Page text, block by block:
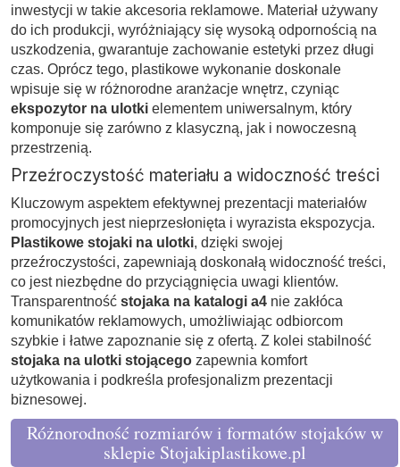
inwestycji w takie akcesoria reklamowe. Materiał używany
do ich produkcji, wyróżniający się wysoką odpornością na
uszkodzenia, gwarantuje zachowanie estetyki przez długi
czas. Oprócz tego, plastikowe wykonanie doskonale
wpisuje się w różnorodne aranżacje wnętrz, czyniąc
ekspozytor na ulotki elementem uniwersalnym, który
komponuje się zarówno z klasyczną, jak i nowoczesną
przestrzenią.
Przeźroczystość materiału a widoczność treści
Kluczowym aspektem efektywnej prezentacji materiałów
promocyjnych jest nieprzesłonięta i wyrazista ekspozycja.
Plastikowe stojaki na ulotki, dzięki swojej
przeźroczystości, zapewniają doskonałą widoczność treści,
co jest niezbędne do przyciągnięcia uwagi klientów.
Transparentność stojaka na katalogi a4 nie zakłóca
komunikatów reklamowych, umożliwiając odbiorcom
szybkie i łatwe zapoznanie się z ofertą. Z kolei stabilność
stojaka na ulotki stojącego zapewnia komfort
użytkowania i podkreśla profesjonalizm prezentacji
biznesowej.
Różnorodność rozmiarów i formatów stojaków w
sklepie Stojakiplastikowe.pl